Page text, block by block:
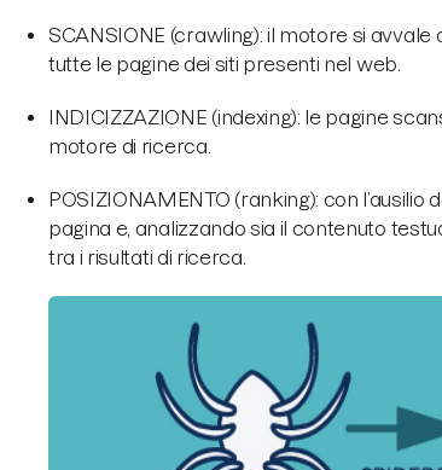
SCANSIONE (crawling): il motore si
tutte le pagine dei siti presenti nel web.
INDICIZZAZIONE (indexing): le pagine
motore di ricerca.
POSIZIONAMENTO (ranking): con
pagina e, analizzando sia il contenuto
tra i risultati di ricerca.